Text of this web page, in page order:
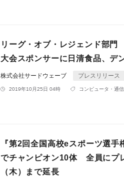
リーグ・オブ・レジェンド部
大会スポンサーに日清食品、デ
株式会社サードウェーブ プレスリリース
2019年10月25日 04時 コンピュータ・通
『第2回全国高校eスポーツ選
でチャンピオン10体 全員にプ
（木）まで延長